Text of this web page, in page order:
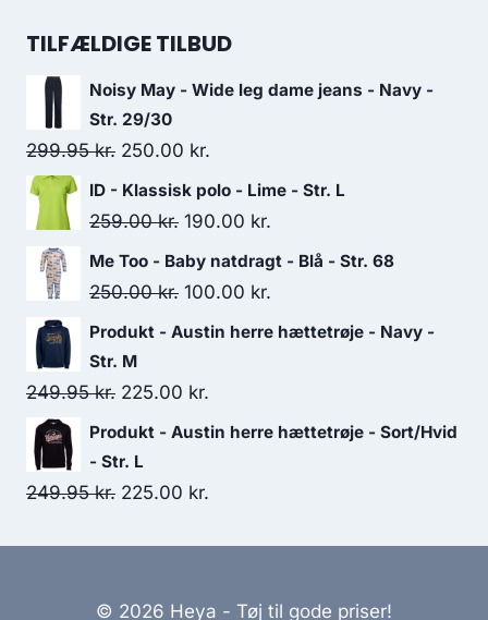
was:
is:
TILFÆLDIGE TILBUD
Noisy May - Wide leg dame jeans - Navy -
Str. 29/30
299.95kr. Original
price
was:
250.00 kr.
price
is:
ID - Klassisk polo - Lime - Str. L
259.00kr. Original
price
was:
190.00 kr.
price
Me Too - Baby natdragt - Blå - Str. 68
250.00kr. Original
price
250.00 kr..
100.00 kr.
price
Produkt - Austin herre hættetrøje - Navy -
Str. M
249.95kr. Original
price
was:
249.95 kr..
225.00 kr.
price
Produkt - Austin herre hættetrøje - Sort/Hvid
- Str. L
249.95kr. Original
225.00 kr.
© 2026 Heya - Tøj til gode priser!